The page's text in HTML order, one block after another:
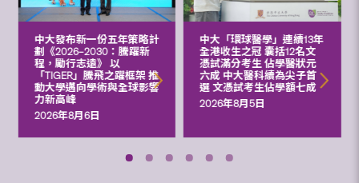
中大發布新一份五年策略計
劃《2026‒2030：騰躍新
程，勵行志遠》 以
「TIGER」騰飛之躍框架 推
動大學邁向學術與全球影響
力新高峰
2026年8月6日
中大「環球醫學」連續13年
全港收生之冠 囊括12名文
憑試滿分考生 佔學醫狀元
六成 中大醫科續為尖子首
選 文憑試考生佔學額七成
2026年8月5日